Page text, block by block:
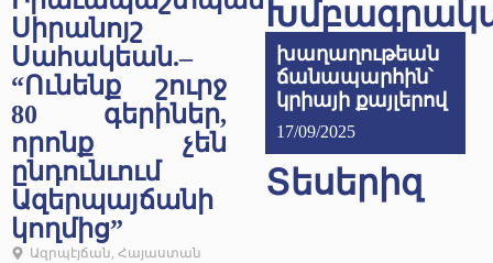
Սիրանոյշ
Սահակեան.–
“Ունենք շուրջ
80 գերիներ,
որոնք չեն
ընդունւում
Ազերպայճանի
կողմից”
Ազրպէյճան, Հայաստան
խաղաղութեան
ճանապարհին՝
կրիայի քայլերով
17/09/2025
Տեսերիզ